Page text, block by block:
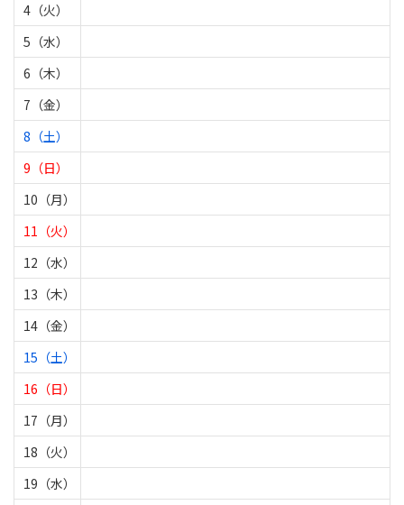
4（火）
5（水）
6（木）
7（金）
8（土）
9（日）
10（月）
11（火）
12（水）
13（木）
14（金）
15（土）
16（日）
17（月）
18（火）
19（水）